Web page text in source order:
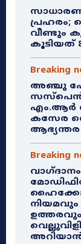
പ്രഹരം;
വീണ്ടും
കൂടിയത്
Breaking
അഞ്ചു
എം.ആർ
കസേര
ആഭ്യന്തര
Breaking
നിയമവും
ഉത്തരവും